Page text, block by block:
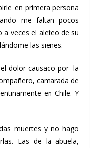
en primera persona
me faltan pocos
veces el aleteo de su
las sienes.
dolor causado por la
camarada de
en Chile. Y
muertes y no hago
Las de la abuela,